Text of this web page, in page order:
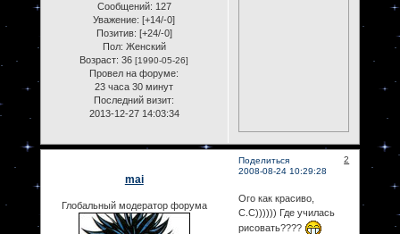
Сообщений: 127
Уважение: [+14/-0]
Позитив: [+24/-0]
Пол: Женский
Возраст: 36[1990-05-26]
Провел на форуме:
23 часа 30 минут
Последний визит:
2013-12-27 14:03:34
Поделиться
2
2008-08-24 10:29:28
mai
Глобальный модератор форума
Ого как красиво,
С.С)))))) Где училась
рисовать????